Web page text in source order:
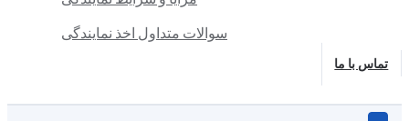
سوالات متداول اخذ نمایندگی
تماس با ما